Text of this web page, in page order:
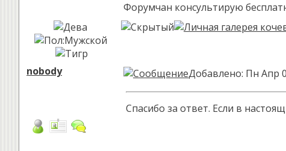
Форумчан консультирую
nobody Добавлено: Пн Апр
Спасибо за ответ. Если в